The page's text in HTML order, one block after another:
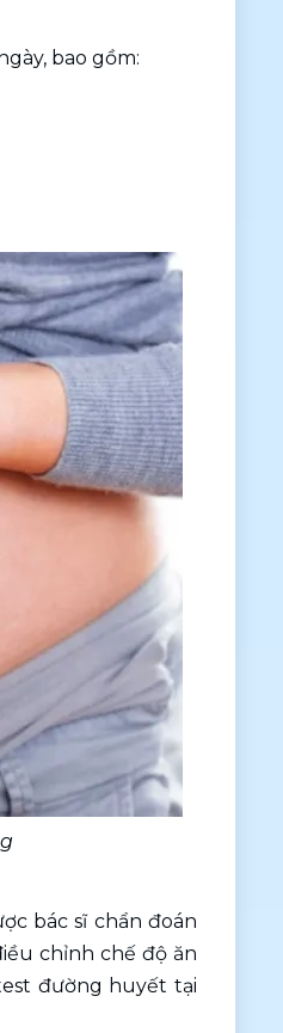
bao gồm:
bác sĩ chẩn đoán
chỉnh chế độ ăn
đường huyết tại